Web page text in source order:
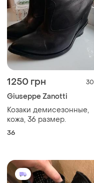
1250 грн 30
Giuseppe Zanotti
Козаки демисезонные,
кожа, 36 размер.
36